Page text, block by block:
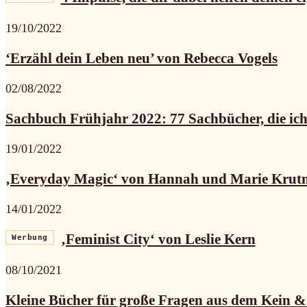
19/10/2022
‘Erzähl dein Leben neu’ von Rebecca Vogels
02/08/2022
Sachbuch Frühjahr 2022: 77 Sachbücher, die
19/01/2022
‚Everyday Magic‘ von Hannah und Marie
14/01/2022
Werbung ‚Feminist City‘ von Leslie Kern
08/10/2021
Kleine Bücher für große Fragen aus dem Kein